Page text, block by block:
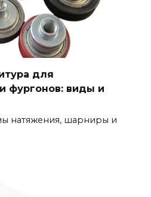
для
фургонов: виды и
натяжения, шарниры и